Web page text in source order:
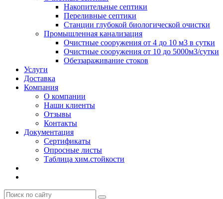
Накопительные септики
Переливные септики
Станции глубокой биологической очистки
Промышленная канализация
Очистные сооружения от 4 до 10 м3 в сутки
Очистные сооружения от 10 до 5000м3/сутки
Обеззараживание стоков
Услуги
Доставка
Компания
О компании
Наши клиенты
Отзывы
Контакты
Документация
Сертификаты
Опросные листы
Таблица хим.стойкости